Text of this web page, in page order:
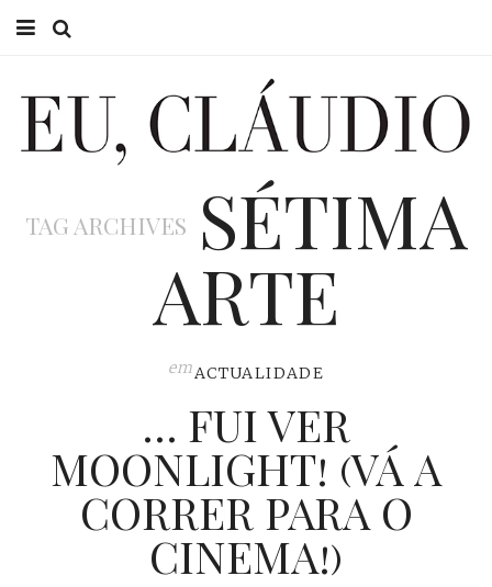
EU CLÁUDIO
EU NA TV
TAG ARCHIVES SÉTIMA
ARTE
emACTUALIDADE
… FUI VER
MOONLIGHT! (VÁ A
CORRER PARA O
CINEMA!)